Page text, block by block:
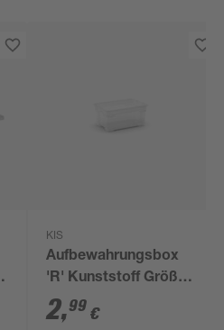
KIS
Aufbewahrungsbox
'R' Kunststoff Größe
XS 11 Liter 37 x 25,5 x
17 cm
2,99 €